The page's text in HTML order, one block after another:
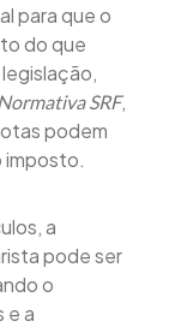
para que o
do que
SRF,
podem
imposto.
a
pode ser
o
e a